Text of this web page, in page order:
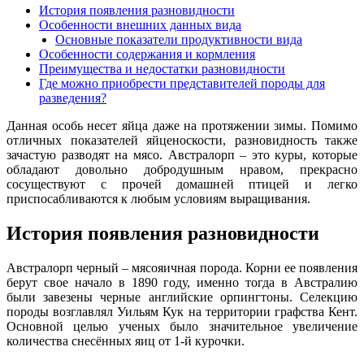
История появления разновидности
Особенности внешних данных вида
Основные показатели продуктивности вида
Особенности содержания и кормления
Преимущества и недостатки разновидности
Где можно приобрести представителей породы для
разведения?
Данная особь несет яйца даже на протяжении зимы. Помимо
отличных показателей яйценоскости, разновидность также
зачастую разводят на мясо. Австралорп – это куры, которые
обладают довольно добродушным нравом, прекрасно
сосуществуют с прочей домашней птицей и легко
приспосабливаются к любым условиям выращивания.
История появления разновидности
Австралорп черный – мясояичная порода. Корни ее появления
берут свое начало в 1890 году, именно тогда в Австралию
были завезены черные английские орпингтоны. Селекцию
породы возглавлял Уильям Кук на территории графства Кент.
Основной целью ученых было значительное увеличение
количества снесённых яиц от 1-й курочки.